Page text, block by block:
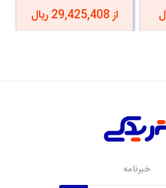
از 29,425,408 ریال
خبرنامه